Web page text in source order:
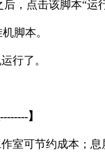
后，点击该脚本“运
脚本。
行了。
--------】
室可节约成本；